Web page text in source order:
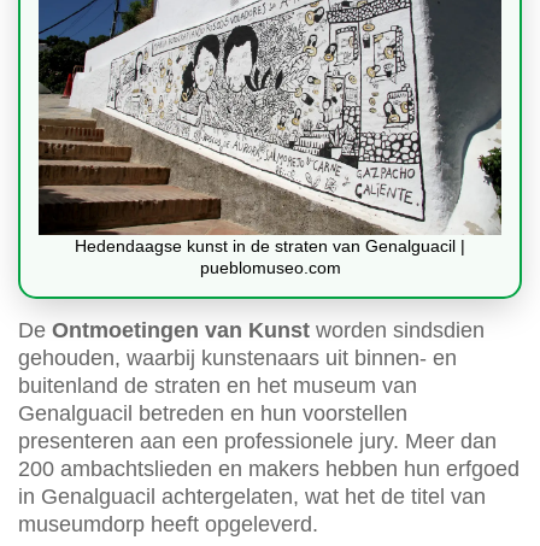
Hedendaagse kunst in de straten van Genalguacil |
pueblomuseo.com
De Ontmoetingen van Kunst worden sindsdien
gehouden, waarbij kunstenaars uit binnen- en
buitenland de straten en het museum van
Genalguacil betreden en hun voorstellen
presenteren aan een professionele jury. Meer dan
200 ambachtslieden en makers hebben hun erfgoed
in Genalguacil achtergelaten, wat het de titel van
museumdorp heeft opgeleverd.